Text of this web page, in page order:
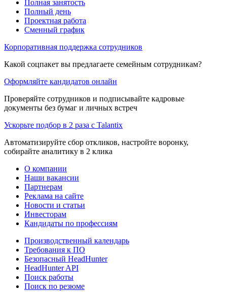
Полная занятость
Полный день
Проектная работа
Сменный график
Корпоративная поддержка сотрудников
Какой соцпакет вы предлагаете семейным сотрудникам?
Оформляйте кандидатов онлайн
Проверяйте сотрудников и подписывайте кадровые
документы без бумаг и личных встреч
Ускорьте подбор в 2 раза с Talantix
Автоматизируйте сбор откликов, настройте воронку,
собирайте аналитику в 2 клика
О компании
Наши вакансии
Партнерам
Реклама на сайте
Новости и статьи
Инвесторам
Кандидаты по профессиям
Производственный календарь
Требования к ПО
Безопасный HeadHunter
HeadHunter API
Поиск работы
Поиск по резюме